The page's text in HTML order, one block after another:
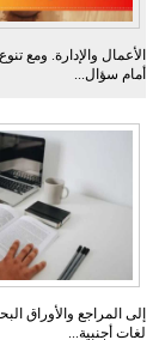
الأعمال والإدارة. ومع
أمام سؤال...
إلى المراجع والأوراق
لغات أجنبية...